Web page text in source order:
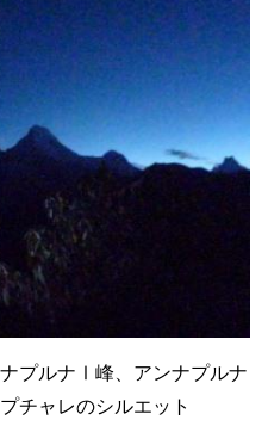
プルナⅠ峰、アンナプルナ
チャレのシルエット